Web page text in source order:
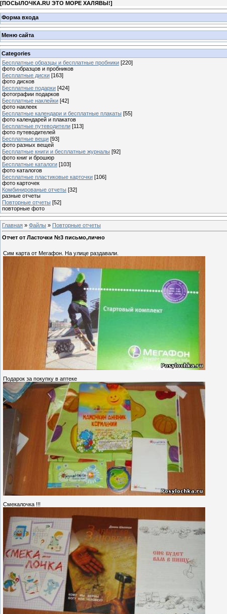
[ПОСЫЛОЧКА.RU ЭТО МОРЕ ХАЛЯВЫ!]
Форма входа
Меню сайта
Categories
Бесплатные образцы и бесплатные пробники [220]
фото образцов и пробников
Бесплатные диски [163]
фото дисков
Бесплатные подарки [424]
фотографии подарков
Бесплатные наклейки [42]
фото наклеек
Бесплатные календари и бесплатные плакаты [55]
фото календарей и плакатов
Бесплатные путеводители [113]
фото путеводителей
Бесплатные вещи [93]
фото разных вещей
Бесплатные книги и бесплатные журналы [92]
фото книг и брошюр
Бесплатные каталоги [103]
фото каталогов
Бесплатные пластиковые карточки [106]
фото карточек
Комбинированые отчеты [32]
разные отчеты
Повторные отчеты [52]
повторные фото
Главная » Файлы » Повторные отчеты
Отчет от Ласточки №3 письмо,лично
Сим карта от Мегафон. На улице раздавали.
Подарок за покупку в аптеке
Смекалочка !!!